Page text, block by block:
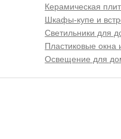
Керамическая
Шкафы-купе и
Светильники для
Пластиковые окна
Освещение для